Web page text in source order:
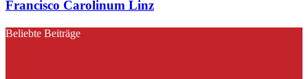
Francisco Carolinum Linz
Beliebte Beiträge